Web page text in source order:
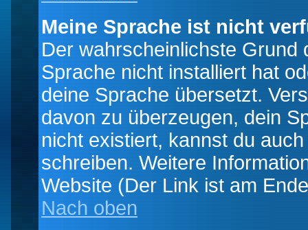
Meine Sprache ist nicht
Der wahrscheinlichste Grund
Sprache nicht installiert hat
deine Sprache übersetzt.
davon zu überzeugen, dein
nicht existiert, kannst du
schreiben. Weitere
Website (Der Link ist am
Nach oben